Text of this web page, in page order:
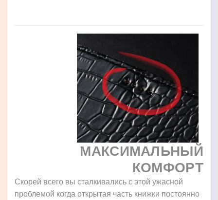
МАКСИМАЛЬНЫЙ
КОМФОРТ
Скорей всего вы сталкивались с этой ужасной
проблемой когда открытая часть книжки постоянно